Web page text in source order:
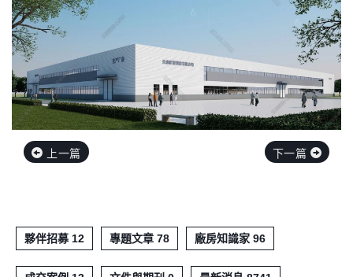
上一篇 下一篇
夥伴招募 12 專題文章 78 廠房知識家 96